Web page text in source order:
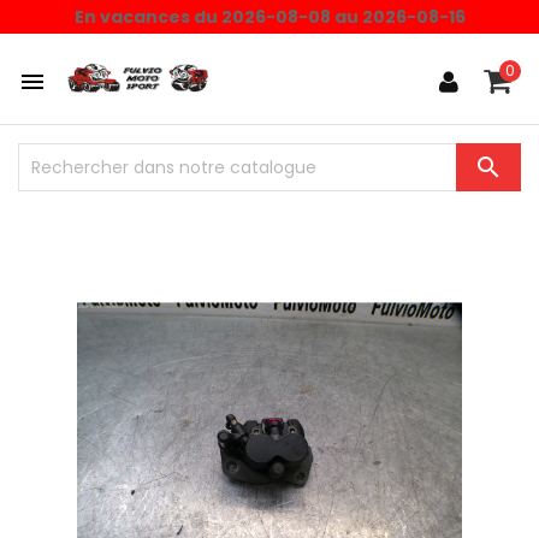
En vacances du 2026-08-08 au 2026-08-16
 0
